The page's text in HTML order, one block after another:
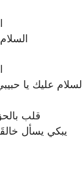
السلام عليك يا
قلب
يبكي يسأل